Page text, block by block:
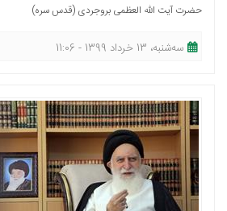
حضرت آیت الله العظمی بروجردی (قدس سره)
ﺳﻪشنبه، 13 خرداد 1399 - 11:06